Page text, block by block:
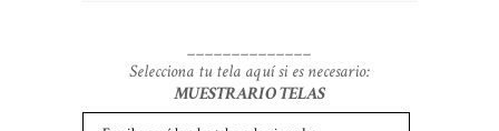
______________
Selecciona tu tela aquí si es necesario:
MUESTRARIO TELAS